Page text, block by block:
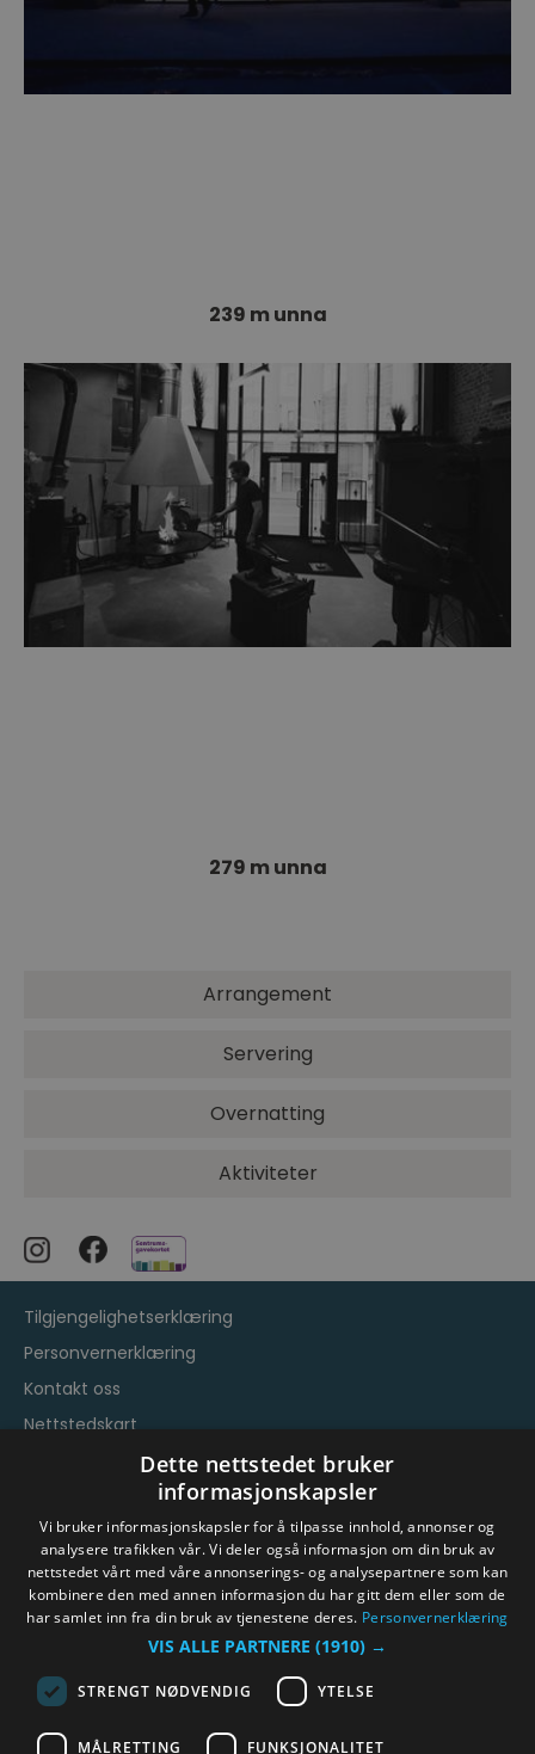
239 m unna
279 m unna
Arrangement
Servering
Overnatting
Aktiviteter
Tilgjengelighetserklæring
Personvernerklæring
Kontakt oss
Nettstedskart
Vilkår og betingelser
© Byen Vår Drammen/Destinasjon Drammen 2026.
Dette nettstedet bruker
informasjonskapsler
Vi bruker informasjonskapsler for å tilpasse innhold, annonser og
analysere trafikken vår. Vi deler også informasjon om din bruk av
nettstedet vårt med våre annonserings- og analysepartnere som kan
kombinere den med annen informasjon du har gitt dem eller som de
har samlet inn fra din bruk av tjenestene deres. Personvernerklæring
VIS ALLE PARTNERE (1910) →
STRENGT NØDVENDIG YTELSE
MÅLRETTING FUNKSJONALITET